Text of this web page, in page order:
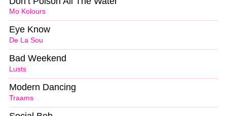
Mo Kolours
De La Sou
Eye Know
Lusts
Bad Weekend
Traams
Modern Dancing